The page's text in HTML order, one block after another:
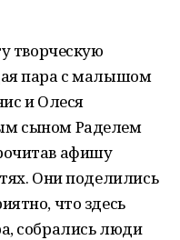
творческую
пара с малышом
и Олеся
сыном Раделем
афишу
Они поделились
что здесь
собрались люди